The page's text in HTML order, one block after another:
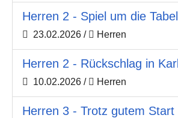
Herren 2 - Spiel um die
23.02.2026 / Herren
Herren 2 - Rückschlag in
10.02.2026 / Herren
Herren 3 - Trotz gutem Start